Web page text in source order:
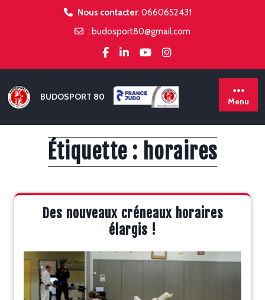
Nous contacter: 0660652431
: budosport80@gmail.com
BUDOSPORT 80 Menu
Étiquette : horaires
Des nouveaux créneaux horaires
élargis !